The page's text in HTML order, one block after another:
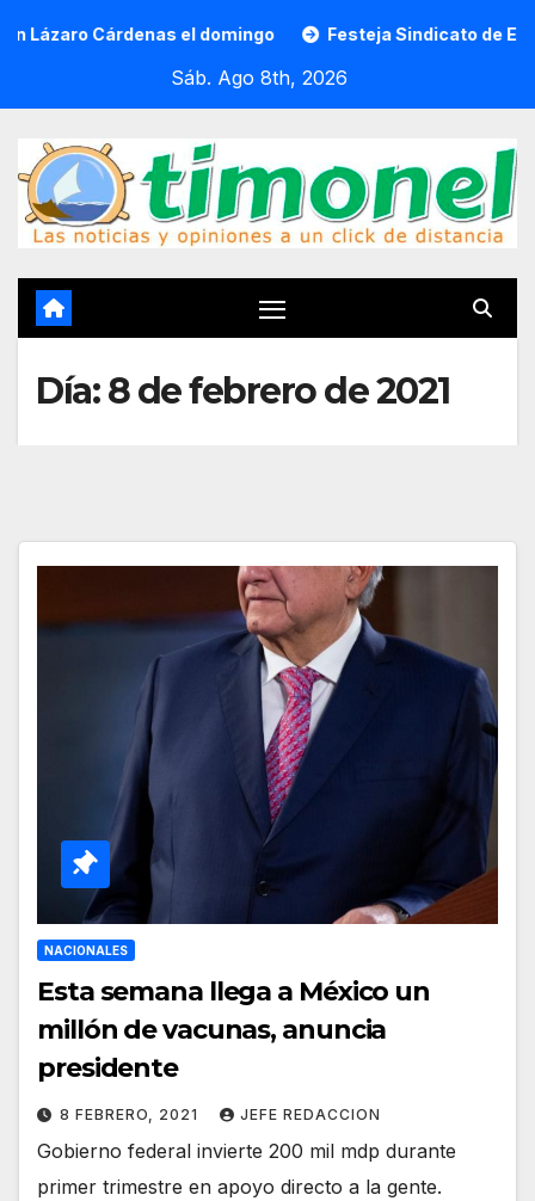
el domingo Festeja Sindicato de Empleados
Sáb. Ago 8th, 2026
Día:8 de febrero de 2021
NACIONALES
Esta semana llega a México un
millón de vacunas, anuncia
presidente
8 FEBRERO, 2021 JEFE REDACCION
Gobierno federal invierte 200 mil mdp durante
primer trimestre en apoyo directo a la gente.